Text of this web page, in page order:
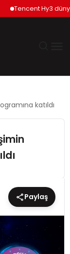
Tencent Hy3 dünya
katıldı
Paylaş